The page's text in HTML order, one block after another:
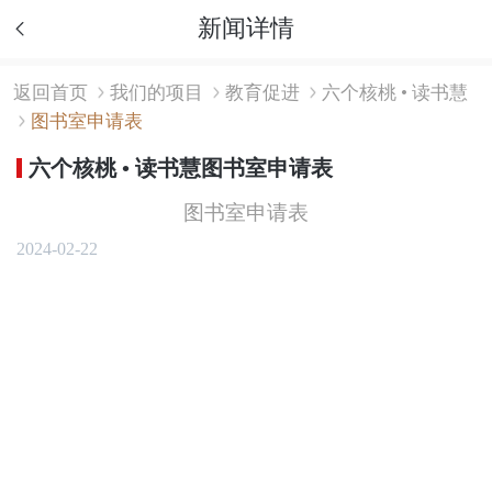
新闻详情
返回首页 我们的项目 教育促进
六个核桃 • 读书慧
图书室申请表
六个核桃 • 读书慧图书室申请表
图书室申请表
2024-02-22